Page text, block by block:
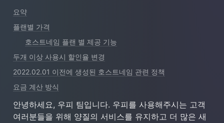
요약
플랜별 가격
호스트네임 플랜 별 제공 기능
두개 이상 사용시 할인율 변경
2022.02.01 이전에 생성된 호스트네임 관련 정책
요금 계산 방식
안녕하세요, 우피 팀입니다. 우피를 사용해주시는 고객
여러분들을 위해 양질의 서비스를 유지하고 더 많은 새